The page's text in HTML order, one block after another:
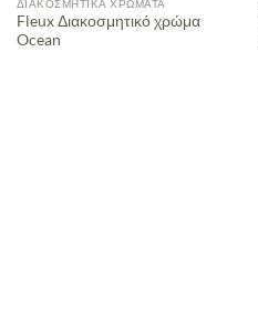
ΔΙΑΚΟΣΜΗΤΙΚΆ ΧΡΏΜΑΤΑ
Fleux Διακοσμητικό χρώμα
Ocean